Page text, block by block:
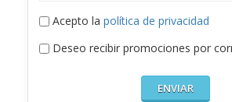
Acepto la política de privacidad
Deseo recibir promociones por